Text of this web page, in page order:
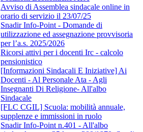
Avviso di Assemblea sindacale online in
orario di servizio il 23/07/25
Snadir Info-Point - Domande di
utilizzazione ed assegnazione provvisoria
per l’a.s. 2025/2026
Ricorsi attivi per i docenti Irc - calcolo
pensionistico
[Informazioni Sindacali E Iniziative] Ai
Docenti - Al Personale Ata - Agli
Insegnanti Di Religione- All'albo
Sindacale
[FLC CGIL] Scuola: mobilità annuale,
supplenze e immissioni in ruolo
Snadir Info-Point n.401 - All'albo